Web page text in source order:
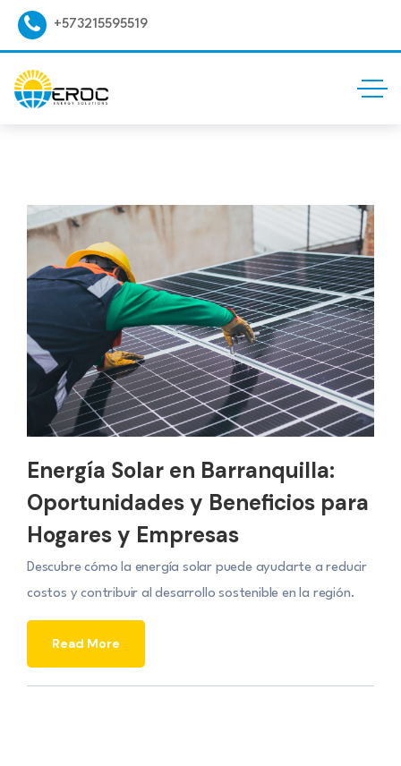
+573215595519
Energía Solar en Barranquilla:
Oportunidades y Beneficios para
Hogares y Empresas
Descubre cómo la energía solar puede ayudarte a reducir
costos y contribuir al desarrollo sostenible en la región.
Read More